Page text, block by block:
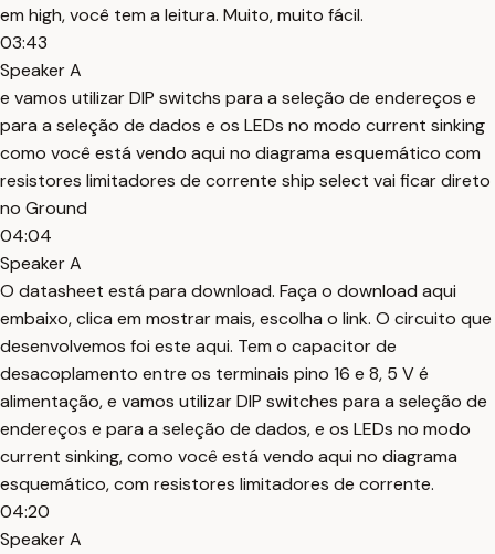
em high, você tem a leitura. Muito, muito fácil.
03:43
Speaker A
e vamos utilizar DIP switchs para a seleção de endereços e
para a seleção de dados e os LEDs no modo current sinking
como você está vendo aqui no diagrama esquemático com
resistores limitadores de corrente ship select vai ficar direto
no Ground
04:04
Speaker A
O datasheet está para download. Faça o download aqui
embaixo, clica em mostrar mais, escolha o link. O circuito que
desenvolvemos foi este aqui. Tem o capacitor de
desacoplamento entre os terminais pino 16 e 8, 5 V é
alimentação, e vamos utilizar DIP switches para a seleção de
endereços e para a seleção de dados, e os LEDs no modo
current sinking, como você está vendo aqui no diagrama
esquemático, com resistores limitadores de corrente.
04:20
Speaker A